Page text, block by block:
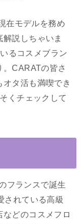
在モデルを務め
説しちゃいま
るコスメブラン
。CARATの皆さ
タ活も満喫でき
くチェックして
フランスで誕生
されている高級
どのコスメフロ